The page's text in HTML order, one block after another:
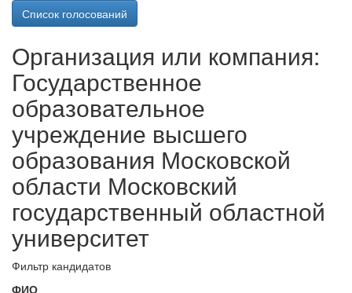
Список голосований
Организация или компания:
Государственное
образовательное
учреждение высшего
образования Московской
области Московский
государственный областной
университет
Фильтр кандидатов
ФИО